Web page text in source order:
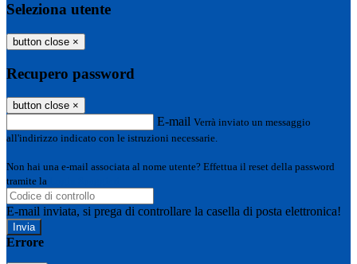
Seleziona utente
button close ×
Recupero password
button close ×
E-mail Verrà inviato un messaggio
all'indirizzo indicato con le istruzioni necessarie.
Non hai una e-mail associata al nome utente? Effettua il reset della password
tramite la
E-mail inviata, si prega di controllare la casella di posta elettronica!
Errore